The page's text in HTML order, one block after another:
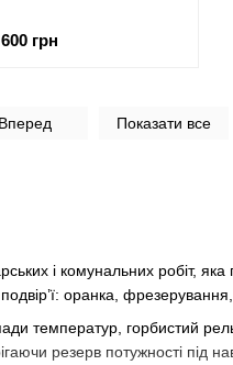
і комунальних робіт, яка
оранка,
температур, горбистий
резерв потужності під
грн
Вперед Показати все